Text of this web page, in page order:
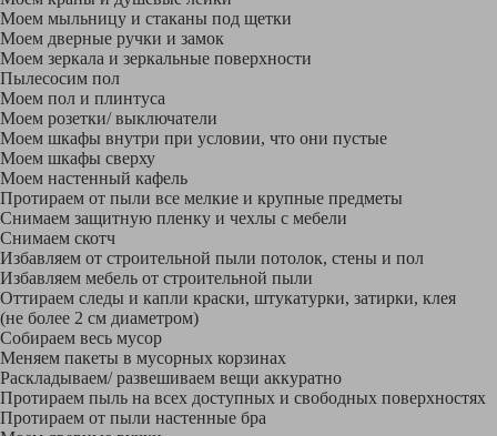
Моем мыльницу и стаканы под щетки
Моем дверные ручки и замок
Моем зеркала и зеркальные поверхности
Пылесосим пол
Моем пол и плинтуса
Моем розетки/ выключатели
Моем шкафы внутри при условии, что они пустые
Моем шкафы сверху
Моем настенный кафель
Протираем от пыли все мелкие и крупные предметы
Снимаем защитную пленку и чехлы с мебели
Снимаем скотч
Избавляем от строительной пыли потолок, стены и пол
Избавляем мебель от строительной пыли
Оттираем следы и капли краски, штукатурки, затирки, клея
(не более 2 см диаметром)
Собираем весь мусор
Меняем пакеты в мусорных корзинах
Раскладываем/ развешиваем вещи аккуратно
Протираем пыль на всех доступных и свободных поверхностях
Протираем от пыли настенные бра